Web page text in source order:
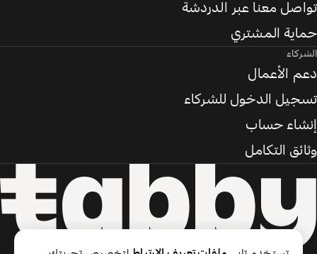
تواصل معنا عبر الدردشة
حماية المشتري
الشركاء
دعم الأعمال
تسجيل الدخول للشركاء
إنشاء حساب
وثائق التكامل